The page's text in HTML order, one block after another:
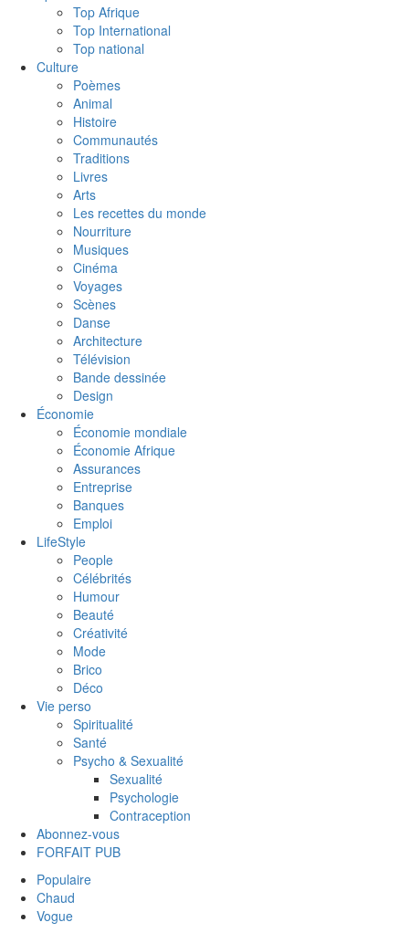
Top Afrique
Top International
Top national
Culture
Poèmes
Animal
Histoire
Communautés
Traditions
Livres
Arts
Les recettes du monde
Nourriture
Musiques
Cinéma
Voyages
Scènes
Danse
Architecture
Télévision
Bande dessinée
Design
Économie
Économie mondiale
Économie Afrique
Assurances
Entreprise
Banques
Emploi
LifeStyle
People
Célébrités
Humour
Beauté
Créativité
Mode
Brico
Déco
Vie perso
Spiritualité
Santé
Psycho & Sexualité
Sexualité
Psychologie
Contraception
Abonnez-vous
FORFAIT PUB
Populaire
Chaud
Vogue